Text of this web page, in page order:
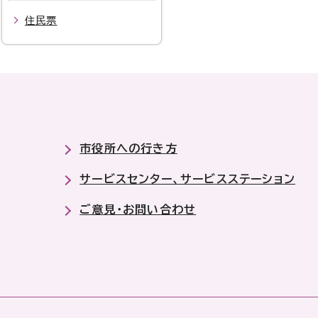
住民票
市役所への行き方
サービスセンター、サービスステーション
ご意見・お問い合わせ